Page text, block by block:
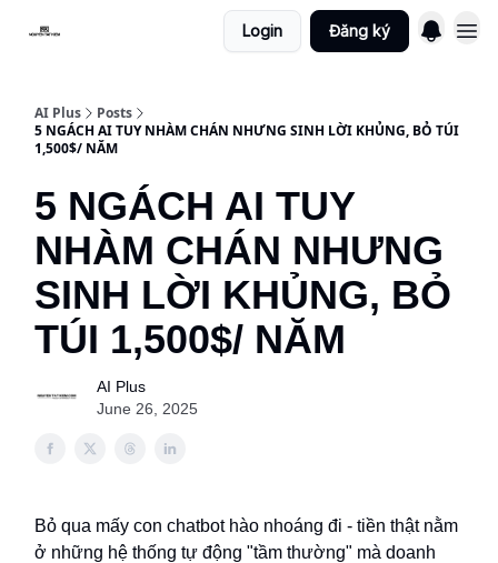
Login Đăng ký
AI Plus
Posts
5 NGÁCH AI TUY NHÀM CHÁN NHƯNG SINH LỜI KHỦNG, BỎ TÚI
1,500$/ NĂM
5 NGÁCH AI TUY
NHÀM CHÁN NHƯNG
SINH LỜI KHỦNG, BỎ
TÚI 1,500$/ NĂM
AI Plus
June 26, 2025
Bỏ qua mấy con chatbot hào nhoáng đi - tiền thật nằm
ở những hệ thống tự động "tầm thường" mà doanh